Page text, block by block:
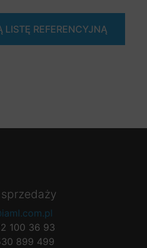
LISTĘ REFERENCYJNĄ
sprzedaży
100 36 93
899 499